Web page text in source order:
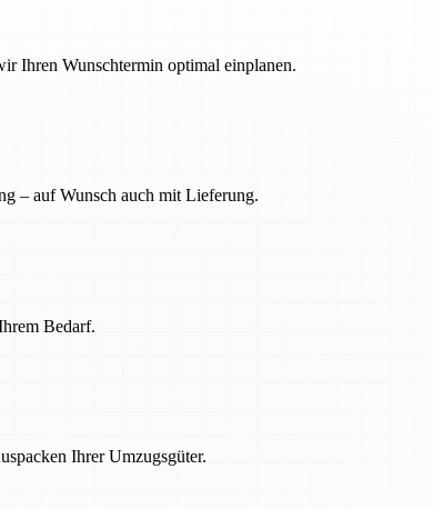
Ihren Wunschtermin optimal einplanen.
– auf Wunsch auch mit Lieferung.
Bedarf.
Ihrer Umzugsgüter.